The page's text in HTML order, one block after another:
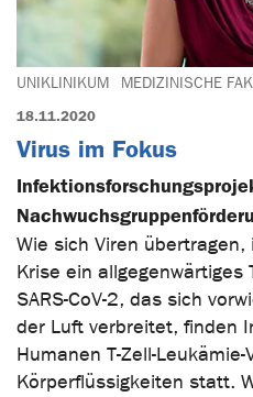
UNIKLINIKUM MEDIZINISCHE
18.11.2020
Virus im Fokus
Wie sich Viren
Krise ein allgegenwärtiges
SARS-CoV-2, das sich
der Luft verbreitet, finden
Humanen T-Zell-
Körperflüssigkeiten statt.